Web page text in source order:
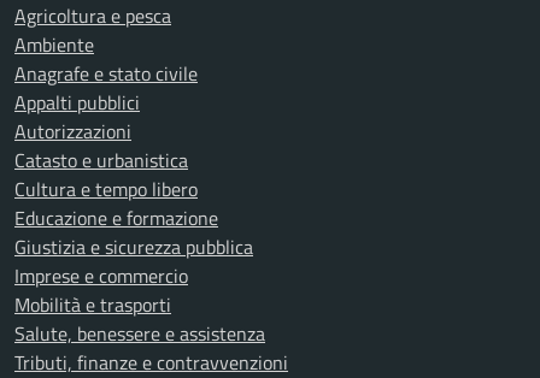
Agricoltura e pesca
Ambiente
Anagrafe e stato civile
Appalti pubblici
Autorizzazioni
Catasto e urbanistica
Cultura e tempo libero
Educazione e formazione
Giustizia e sicurezza pubblica
Imprese e commercio
Mobilità e trasporti
Salute, benessere e assistenza
Tributi, finanze e contravvenzioni